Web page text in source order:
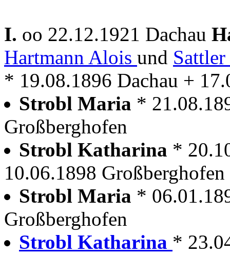
I. oo 22.12.1921 Dachau
Hartmann Alois und
* 19.08.1896 Dachau +
Strobl Maria *
Großberghofen
Strobl Katharina *
10.06.1898 Großberghofen
Strobl Maria *
Großberghofen
Strobl Katharina *